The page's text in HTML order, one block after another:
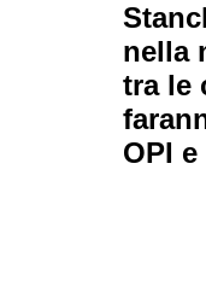
nella
tra le
OPI